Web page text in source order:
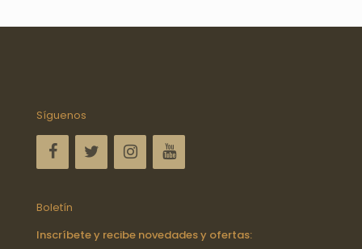
Síguenos
Boletín
Inscríbete y recibe novedades y ofertas: